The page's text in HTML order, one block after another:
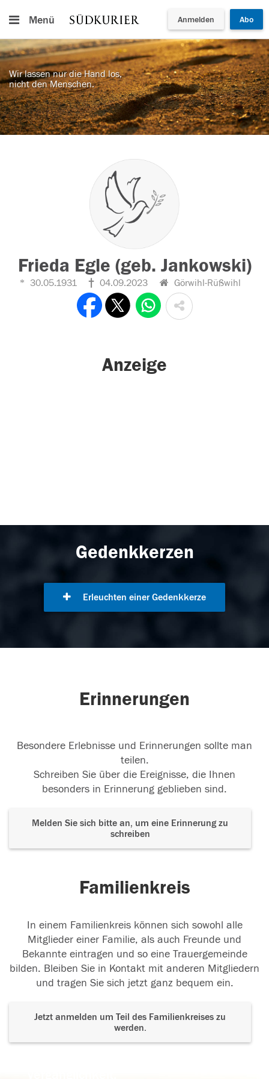
Menü Anmelden Abo
Wir lassen nur die Hand los,
nicht den Menschen.
Frieda Egle (geb. Jankowski)
30.05.1931 04.09.2023 Görwihl-Rüßwihl
Anzeige
Gedenkkerzen
Erleuchten einer Gedenkkerze
Erinnerungen
Besondere Erlebnisse und Erinnerungen sollte man
teilen.
Schreiben Sie über die Ereignisse, die Ihnen
besonders in Erinnerung geblieben sind.
Melden Sie sich bitte an, um eine Erinnerung zu
schreiben
Familienkreis
In einem Familienkreis können sich sowohl alle
Mitglieder einer Familie, als auch Freunde und
Bekannte eintragen und so eine Trauergemeinde
bilden. Bleiben Sie in Kontakt mit anderen Mitgliedern
und tragen Sie sich jetzt ganz bequem ein.
Jetzt anmelden um Teil des Familienkreises zu
werden.